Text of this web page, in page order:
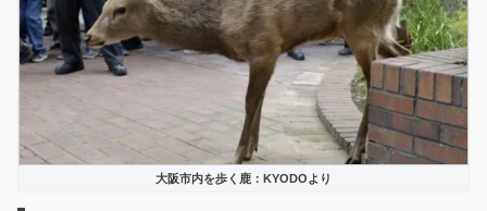
大阪市内を歩く鹿：KYODOより